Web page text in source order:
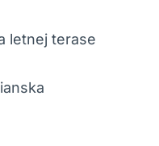
letnej terase